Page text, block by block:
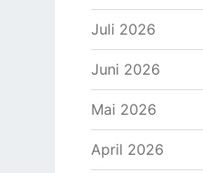
Juli 2026
Juni 2026
Mai 2026
April 2026